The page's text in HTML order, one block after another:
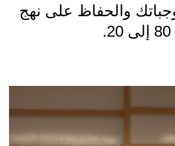
والحفاظ على نهج